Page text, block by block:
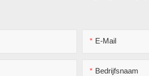
E-Mail
Bedrijfsnaam